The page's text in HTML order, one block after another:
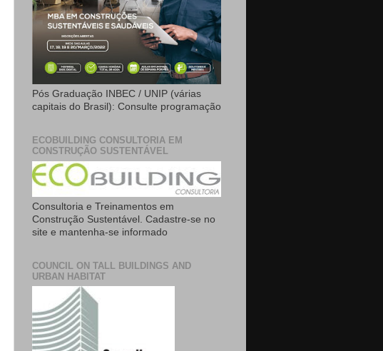
Pós Graduação INBEC / UNIP (várias
capitais do Brasil): Consulte programação
ECOBUILDING CONSULTORIA EM
CONSTRUÇÃO SUSTENTÁVEL
Consultoria e Treinamentos em
Construção Sustentável. Cadastre-se no
site e mantenha-se informado
COUNCIL ON TALL BUILDINGS AND
URBAN HABITAT